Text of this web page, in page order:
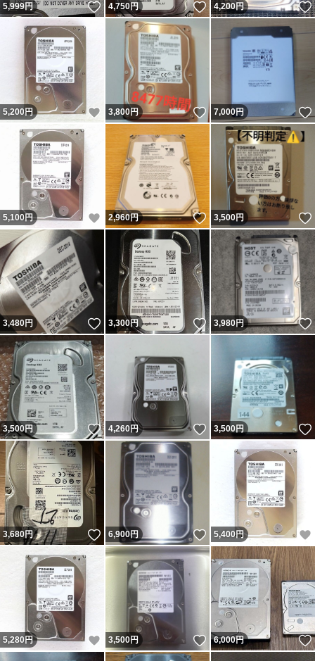
5,999円 いいね！
4,750円 いいね！
4,200円
5,200円 いいね！
3,800円 いいね！
7,000円
5,100円 いいね！
2,960円 いいね！
3,500円
3,480円 いいね！
3,300円 いいね！
3,980円
3,500円 いいね！
4,260円 いいね！
3,500円
3,680円 いいね！
6,900円 いいね！
5,400円
5,280円 いいね！
3,500円 いいね！
6,000円